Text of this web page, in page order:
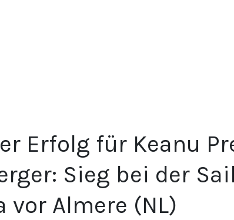
Erfolg für Keanu
Sieg bei der
vor Almere (NL)